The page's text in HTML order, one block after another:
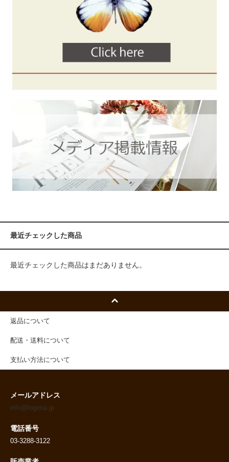
最近チェックした商品
最近チェックした商品はまだありません。
返品について
配送・送料について
支払い方法について
メールアドレス
info@logona.jp
電話番号
03-3288-3122